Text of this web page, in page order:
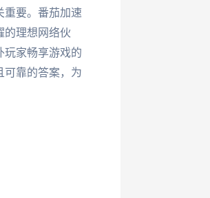
重要。番茄加速
的理想网络伙
玩家畅享游戏的
可靠的答案，为